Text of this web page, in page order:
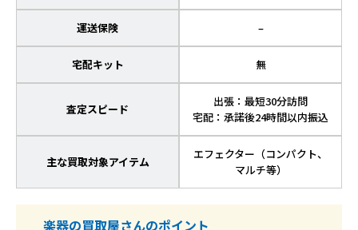
運送保険 –
宅配キット 無
査定スピード
出張：最短30分訪問
宅配：承諾後24時間以内振込
主な買取対象アイテム
エフェクター（コンパクト、
マルチ等）
楽器の買取屋さんのポイント